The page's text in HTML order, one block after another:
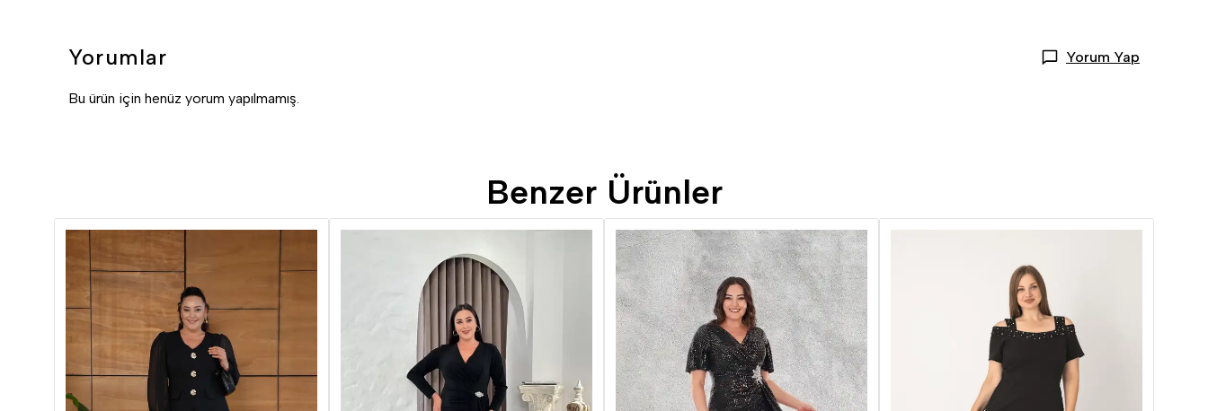
Yorumlar Yorum Yap
Bu ürün için henüz yorum yapılmamış.
Benzer Ürünler